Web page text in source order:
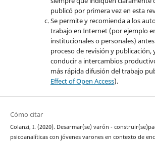
publicó por primera vez en esta
Se permite y recomienda a los
trabajo en Internet (por ejemplo
institucionales o personales)
proceso de revisión y publicación,
conducir a intercambios
más rápida difusión del trabajo
Effect of Open Access).
Cómo citar
Colanzi, I. (2020). Desarmar(se) varón -
psicoanalíticas con jóvenes varones en contexto de